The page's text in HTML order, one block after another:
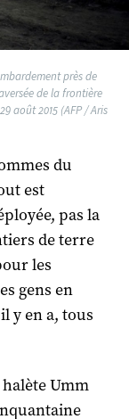
près de
de la frontière
août 2015 (AFP / Aris
du
est
pas la
de terre
les
gens en
y en a, tous
Umm